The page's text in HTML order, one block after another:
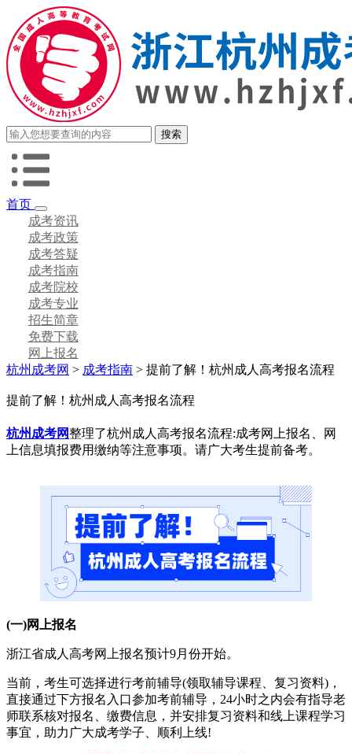
首页
成考资讯
成考政策
成考答疑
成考指南
成考院校
成考专业
招生简章
免费下载
网上报名
杭州成考网 > 成考指南 > 提前了解！杭州成人高考报名流程
提前了解！杭州成人高考报名流程
杭州成考网整理了杭州成人高考报名流程:成考网上报名、网
上信息填报费用缴纳等注意事项。请广大考生提前备考。
(一)网上报名
浙江省成人高考网上报名预计9月份开始。
当前，考生可选择进行考前辅导(领取辅导课程、复习资料)，
直接通过下方报名入口参加考前辅导，24小时之内会有指导老
师联系核对报名、缴费信息，并安排复习资料和线上课程学习
事宜，助力广大成考学子、顺利上线!